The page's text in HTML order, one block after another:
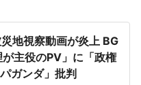
地視察動画が炎上 BG
主役のPV」に「政権
ガンダ」批判